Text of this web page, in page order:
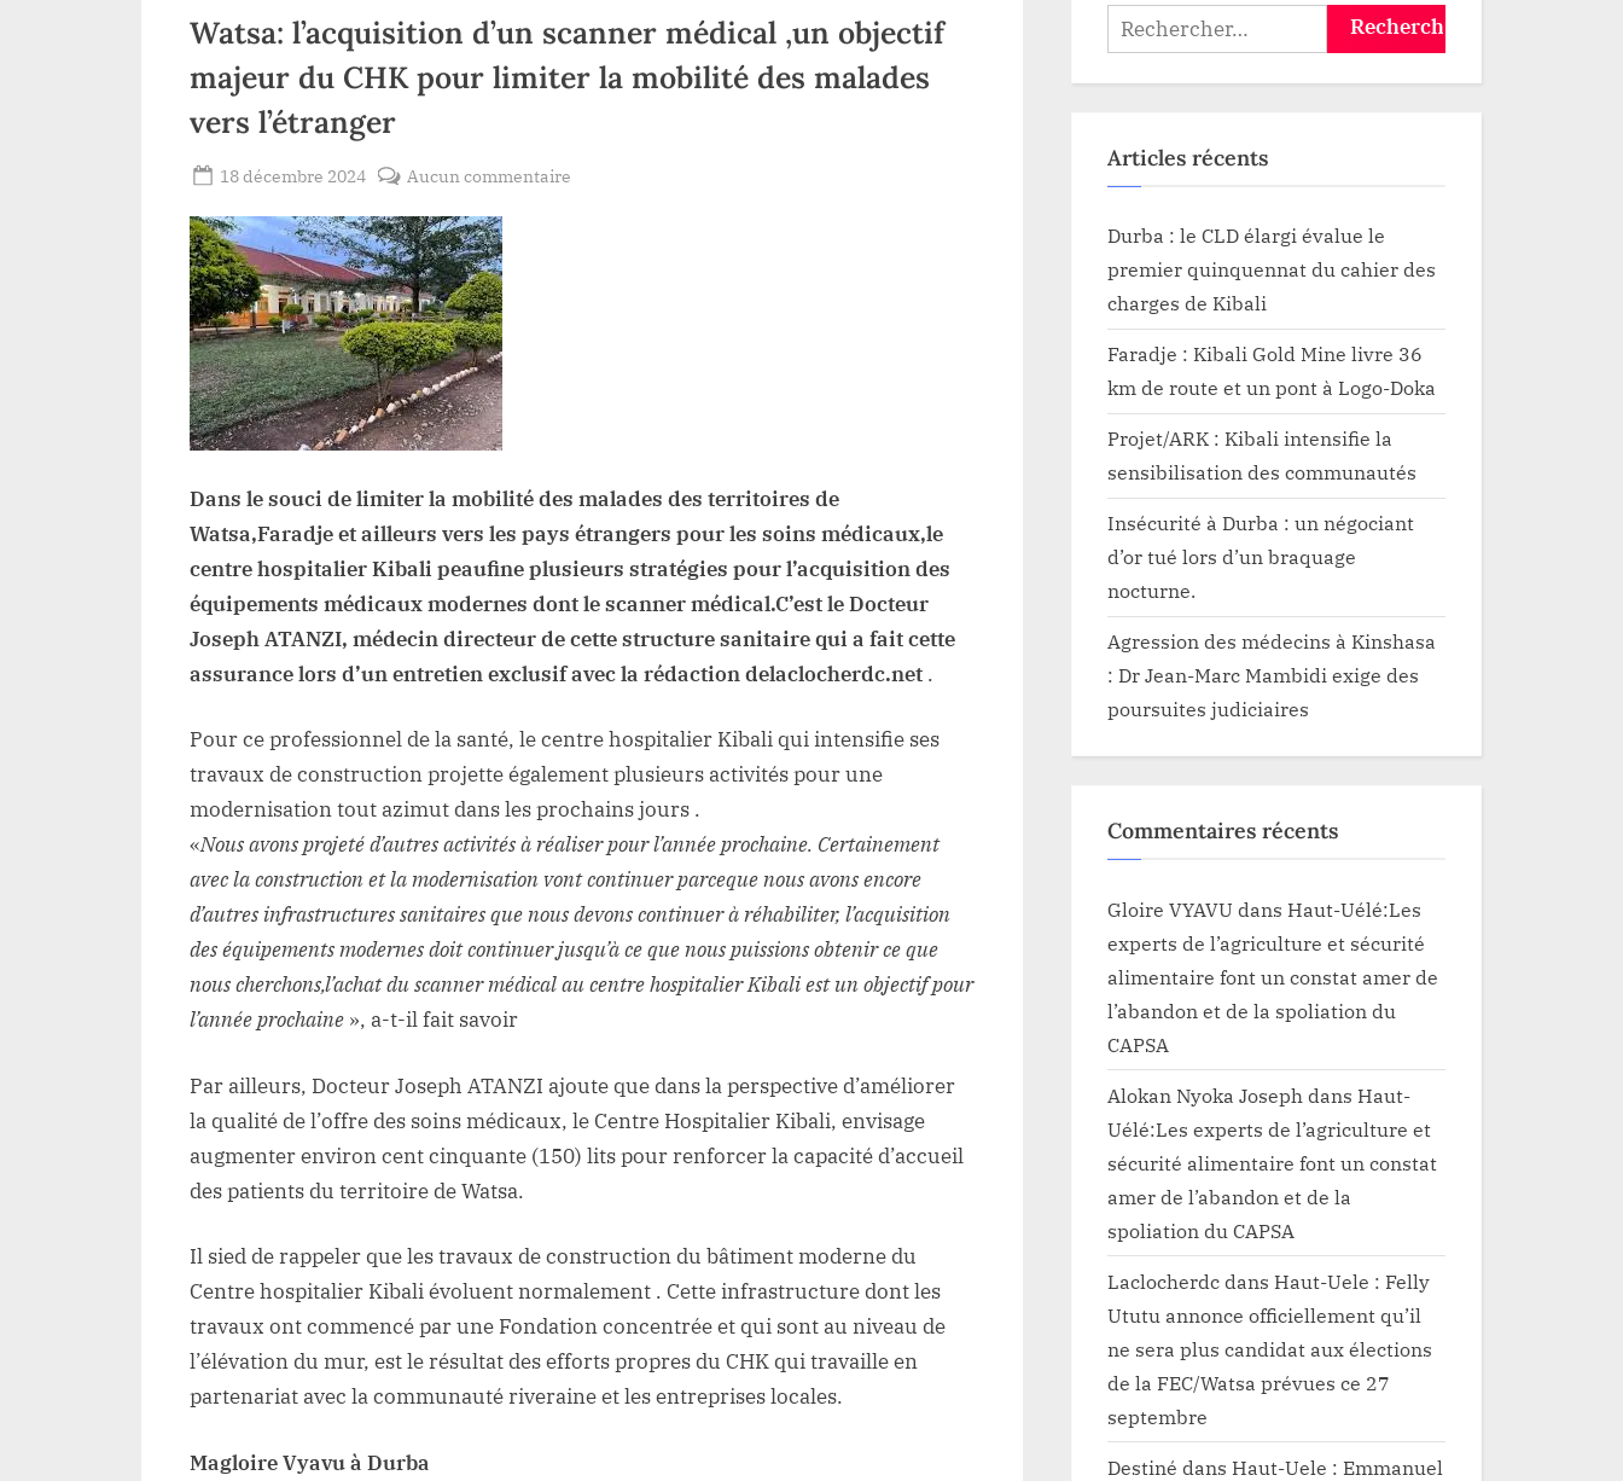
Watsa: l’acquisition d’un scanner médical ,un objectif
majeur du CHK pour limiter la mobilité des malades
vers l’étranger
Posted
18 décembre 2024
VYAVU
Aucun commentaire
pour
limiter
la
mobilité
vers
Dans le souci de limiter la mobilité des malades des territoires de
Watsa,Faradje et ailleurs vers les pays étrangers pour les soins médicaux,le
centre hospitalier Kibali peaufine plusieurs stratégies pour l’acquisition des
équipements médicaux modernes dont le scanner médical.C’est le Docteur
Joseph ATANZI, médecin directeur de cette structure sanitaire qui a fait cette
assurance lors d’un entretien exclusif avec la rédaction delaclocherdc.net .
Pour ce professionnel de la santé, le centre hospitalier Kibali qui intensifie ses
travaux de construction projette également plusieurs activités pour une
modernisation tout azimut dans les prochains jours .
«Nous avons projeté d’autres activités à réaliser pour l’année prochaine. Certainement
avec la construction et la modernisation vont continuer parceque nous avons encore
d’autres infrastructures sanitaires que nous devons continuer à réhabiliter, l’acquisition
des équipements modernes doit continuer jusqu’à ce que nous puissions obtenir ce que
nous cherchons,l’achat du scanner médical au centre hospitalier Kibali est un objectif pour
l’année prochaine », a-t-il fait savoir
Par ailleurs, Docteur Joseph ATANZI ajoute que dans la perspective d’améliorer
la qualité de l’offre des soins médicaux, le Centre Hospitalier Kibali, envisage
augmenter environ cent cinquante (150) lits pour renforcer la capacité d’accueil
des patients du territoire de Watsa.
Il sied de rappeler que les travaux de construction du bâtiment moderne du
Centre hospitalier Kibali évoluent normalement . Cette infrastructure dont les
travaux ont commencé par une Fondation concentrée et qui sont au niveau de
l’élévation du mur, est le résultat des efforts propres du CHK qui travaille en
partenariat avec la communauté riveraine et les entreprises locales.
Magloire Vyavu à Durba
Rechercher :
Articles récents
Durba : le CLD élargi évalue le
premier quinquennat du cahier des
charges de Kibali
Faradje : Kibali Gold Mine livre 36
km de route et un pont à Logo-Doka
Projet/ARK : Kibali intensifie la
sensibilisation des communautés
Insécurité à Durba : un négociant
d’or tué lors d’un braquage
nocturne.
Agression des médecins à Kinshasa
: Dr Jean-Marc Mambidi exige des
poursuites judiciaires
Commentaires récents
Gloire VYAVU dans Haut-Uélé:Les
experts de l’agriculture et sécurité
alimentaire font un constat amer de
l’abandon et de la spoliation du
CAPSA
Alokan Nyoka Joseph dans Haut-
Uélé:Les experts de l’agriculture et
sécurité alimentaire font un constat
amer de l’abandon et de la
spoliation du CAPSA
Laclocherdcdans Haut-Uele : Felly
Ututu annonce officiellement qu’il
ne sera plus candidat aux élections
de la FEC/Watsa prévues ce 27
septembre
Destiné dans Haut-Uele : Emmanuel